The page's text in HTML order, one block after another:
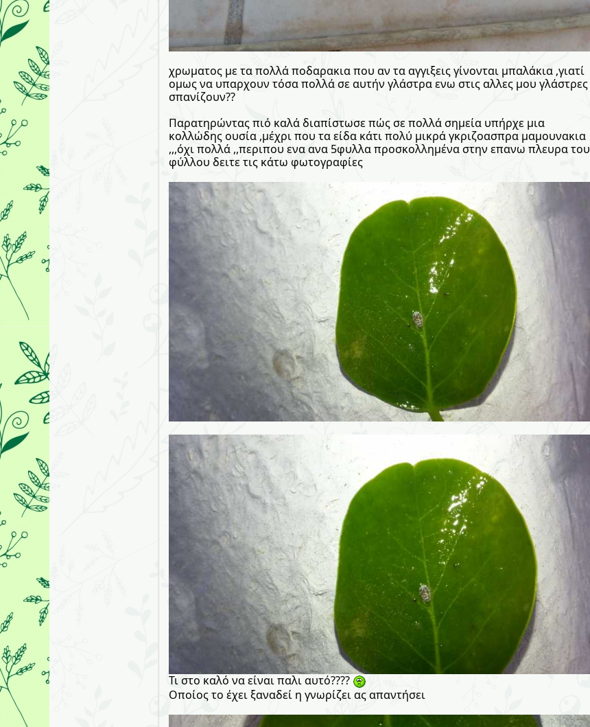
χρωματος με τα πολλά ποδαρακια που αν τα αγγιξεις γίνονται μπαλάκια ,γιατί
ομως να υπαρχουν τόσα πολλά σε αυτήν γλάστρα ενω στις αλλες μου γλάστρες
σπανίζουν??
Παρατηρώντας πιό καλά διαπίστωσε πώς σε πολλά σημεία υπήρχε μια
κολλώδης ουσία ,μέχρι που τα είδα κάτι πολύ μικρά γκριζοασπρα μαμουνακια
,,,όχι πολλά ,,περιπου ενα ανα 5φυλλα προσκολλημένα στην επανω πλευρα του
φύλλου δειτε τις κάτω φωτογραφίες
Τι στο καλό να είναι παλι αυτό????
Οποίος το έχει ξαναδεί η γνωρίζει ας απαντήσει